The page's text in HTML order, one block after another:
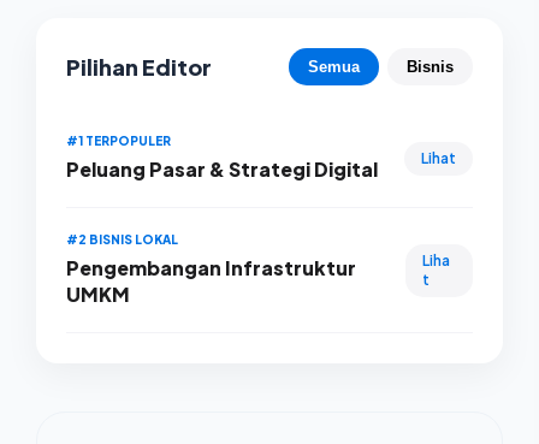
Pilihan Editor Semua Bisnis
#1 TERPOPULER
Peluang Pasar & Strategi Digital Lihat
#2 BISNIS LOKAL
Pengembangan Infrastruktur
UMKM
Liha
t